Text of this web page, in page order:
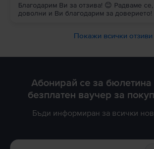
Благодарим Ви за отзива! 😊 Радваме
доволни и Ви благодарим за доверието!
Покажи всички отзиви
Абонирай се за бюлетина
безплатен ваучер за
Бъди информиран за всички